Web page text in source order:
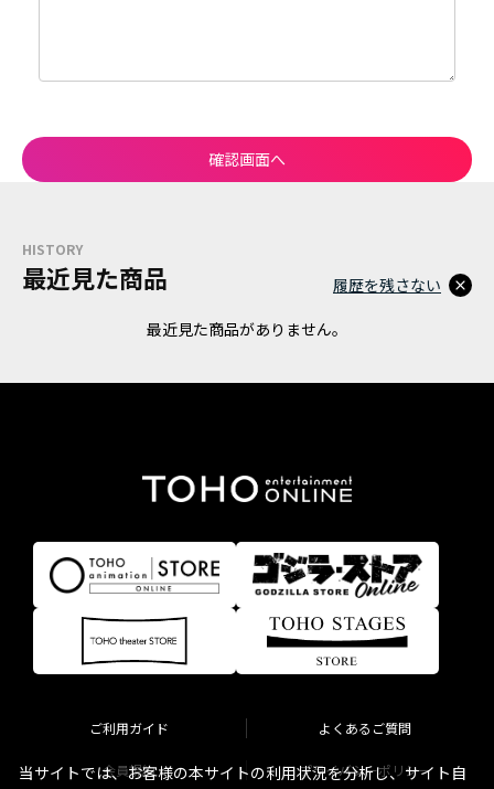
HISTORY
最近見た商品
最近見た商品がありません。
履歴を残さない
ご利用ガイド よくあるご質問
会員規約 プライバシーポリシー
当サイトでは、お客様の本サイトの利用状況を分析し、サイト自